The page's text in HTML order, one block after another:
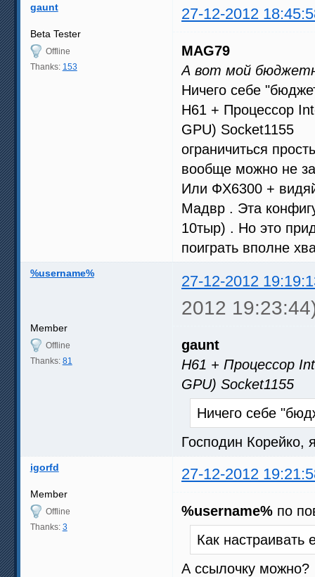
gaunt 27-12-2012
Beta Tester
Offline
Thanks: 153
MAG79
А вот мой
Ничего себе
Н61 + Процессор
GPU) Socket1155
ограничиться
вообще можно не
Или ФХ6300 +
Мадвр . Эта
10тыр) . Но это
поиграть вполне
%username% 27-12-2012
2012
Member
Offline
Thanks: 81
gaunt
Н61 + Процессор
GPU)
Ничего себе
Господин Корейко,
igorfd 27-12-2012
Member
Offline
Thanks: 3
%username% по
Как настраивать
А ссылочку можно?